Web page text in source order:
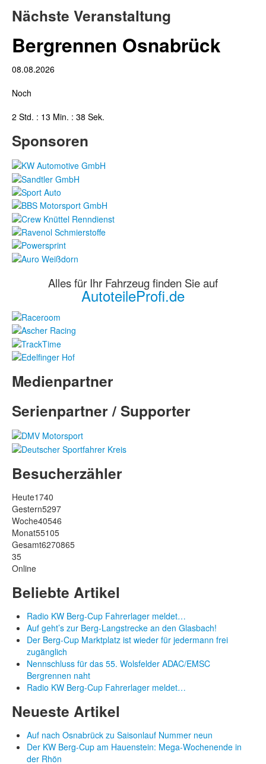
Nächste Veranstaltung
Bergrennen Osnabrück
08.08.2026
Noch
2 Std. : 13 Min. : 37 Sek.
Sponsoren
Alles für Ihr Fahrzeug finden Sie auf
AutoteileProfi.de
Medienpartner
Serienpartner / Supporter
Besucherzähler
Heute1740
Gestern5297
Woche40546
Monat55105
Gesamt6270865
35
Online
Beliebte Artikel
Radio KW Berg-Cup Fahrerlager meldet…
Auf geht’s zur Berg-Langstrecke an den Glasbach!
Der Berg-Cup Marktplatz ist wieder für jedermann frei
zugänglich
Nennschluss für das 55. Wolsfelder ADAC/EMSC
Bergrennen naht
Radio KW Berg-Cup Fahrerlager meldet…
Neueste Artikel
Auf nach Osnabrück zu Saisonlauf Nummer neun
Der KW Berg-Cup am Hauenstein: Mega-Wochenende in
der Rhön